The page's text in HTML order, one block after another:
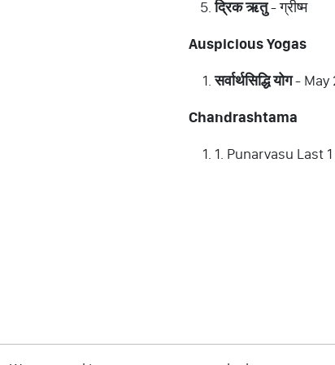
द्रिकऋतु- ग्रीष्म
Auspicious Yogas
सर्वार्थसिद्धियोग- May
Chandrashtama
1. Punarvasu Last